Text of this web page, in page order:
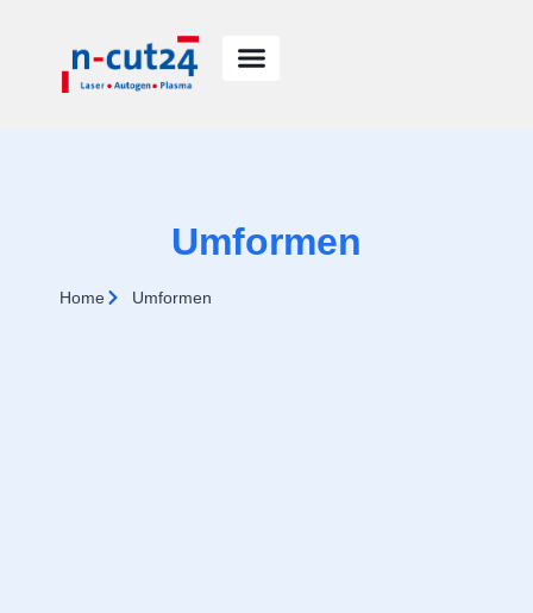
Umformen
Home Umformen